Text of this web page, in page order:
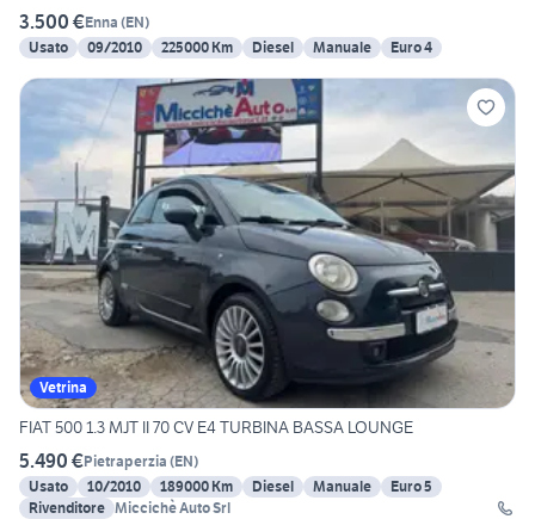
3.500 €Enna (EN)
Usato
09/2010 225000 Km Diesel Manuale Euro 4
Vetrina
FIAT 500 1.3 MJT II 70 CV E4 TURBINA BASSA LOUNGE
5.490 €Pietraperzia (EN)
Usato
10/2010 189000 Km Diesel Manuale
Euro 5
Rivenditore Miccichè Auto Srl